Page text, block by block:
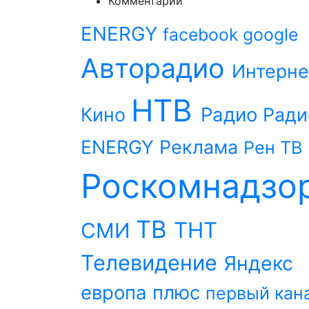
ENERGY facebook google
Авторадио
Кино НТВ Радио
ENERGY Реклама Рен ТВ
СМИ ТВ ТНТ
Телевидение Яндекс
европа плюс первый